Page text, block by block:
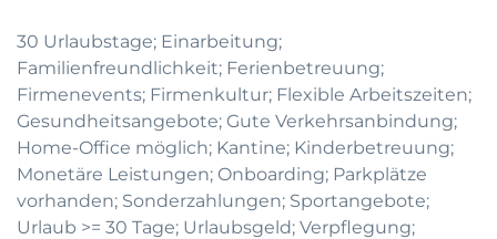
30 Urlaubstage; Einarbeitung;
Familienfreundlichkeit; Ferienbetreuung;
Firmenevents; Firmenkultur; Flexible Arbeitszeiten;
Gesundheitsangebote; Gute Verkehrsanbindung;
Home-Office möglich; Kantine; Kinderbetreuung;
Monetäre Leistungen; Onboarding; Parkplätze
vorhanden; Sonderzahlungen; Sportangebote;
Urlaub >= 30 Tage; Urlaubsgeld; Verpflegung;